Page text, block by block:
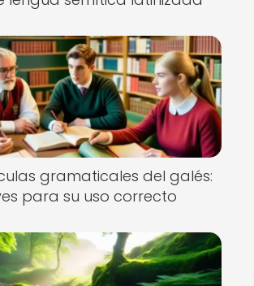
gramaticales del galés:
para su uso correcto